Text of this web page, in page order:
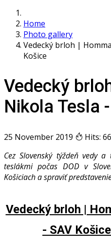
Home
Photo gallery
Vedecký brloh |
Košice
Vedecký
Nikola Tesla
25 November 2019
Hits:
Cez Slovenský týždeň vedy
teslákmi počas DOD v
Košiciach a spraviť
Vedecký brloh |
- SAV